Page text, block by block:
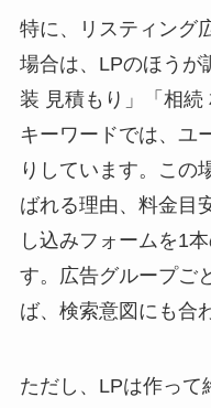
特に、リスティング
場合は、LPのほうが
装 見積もり」「相
キーワードでは、ユ
りしています。この
ばれる理由、料金目
し込みフォームを1
す。広告グループご
ば、検索意図にも合
ただし、LPは作って